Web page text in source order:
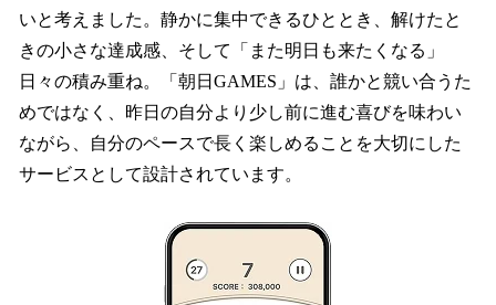
いと考えました。静かに集中できるひととき、解けたと
きの小さな達成感、そして「また明日も来たくなる」
日々の積み重ね。「朝日GAMES」は、誰かと競い合うた
めではなく、昨日の自分より少し前に進む喜びを味わい
ながら、自分のペースで長く楽しめることを大切にした
サービスとして設計されています。